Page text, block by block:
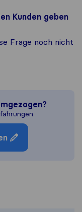
Kunden geben
Frage noch nicht